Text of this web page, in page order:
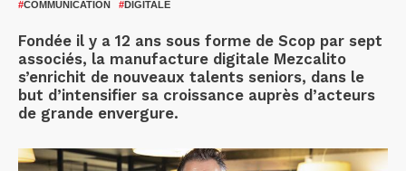
#COMMUNICATION #DIGITALE
Fondée il y a 12 ans sous forme de Scop par sept
associés, la manufacture digitale Mezcalito
s’enrichit de nouveaux talents seniors, dans le
but d’intensifier sa croissance auprès d’acteurs
de grande envergure.